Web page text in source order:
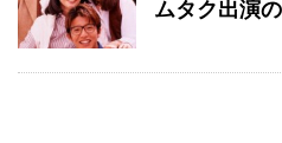
ムタク出演